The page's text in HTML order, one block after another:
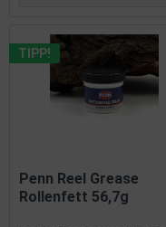
TIPP!
Penn Reel Grease
Rollenfett 56,7g